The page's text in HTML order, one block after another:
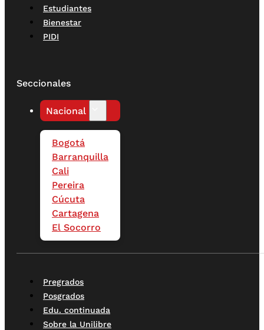
Estudiantes
Bienestar
PIDI
Seccionales
Nacional
Bogotá
Barranquilla
Cali
Pereira
Cúcuta
Cartagena
El Socorro
Pregrados
Posgrados
Edu. continuada
Sobre la Unilibre